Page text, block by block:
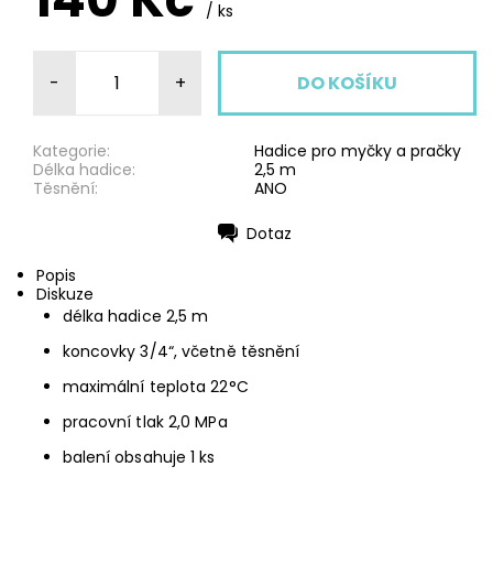
/ ks
- +
Kategorie:
Hadice pro myčky a pračky
Délka hadice:
2,5 m
Těsnění:
ANO
Dotaz
Popis
Diskuze
délka hadice 2,5 m
koncovky 3/4“, včetně těsnění
maximální teplota 22°C
pracovní tlak 2,0 MPa
balení obsahuje 1 ks